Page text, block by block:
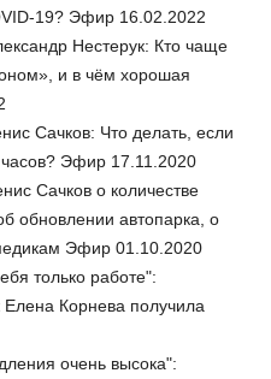
19? Эфир 16.02.2022
Нестерук: Кто чаще
и в чём хорошая
Сачков: Что делать, если
часов? Эфир 17.11.2020
Сачков о количестве
обновлении автопарка, о
Эфир 01.10.2020
только работе":
Корнева получила
очень высока":